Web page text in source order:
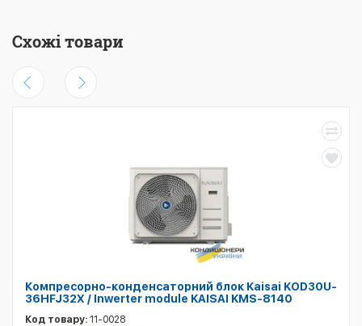
Схожі товари
Компресорно-конденсаторний блок Kaisai KOD30U-
36HFJ32X / Inwerter module KAISAI KMS-8140
Код товару: 11-0028